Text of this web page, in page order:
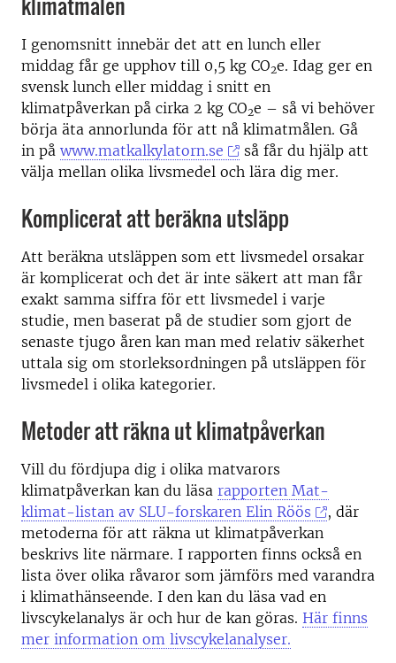
I genomsnitt innebär det att en lunch eller
middag får ge upphov till 0,5 kg CO2e. Idag ger en
svensk lunch eller middag i snitt en
klimatpåverkan på cirka 2 kg CO2e – så vi behöver
börja äta annorlunda för att nå klimatmålen. Gå
in på www.matkalkylatorn.se
så får du hjälp att
välja mellan olika livsmedel och lära dig mer.
Komplicerat att beräkna utsläpp
Att beräkna utsläppen som ett livsmedel orsakar
är komplicerat och det är inte säkert att man får
exakt samma siffra för ett livsmedel i varje
studie, men baserat på de studier som gjort de
senaste tjugo åren kan man med relativ säkerhet
uttala sig om storleksordningen på utsläppen för
livsmedel i olika kategorier.
Metoder att räkna ut klimatpåverkan
Vill du fördjupa dig i olika matvarors
klimatpåverkan kan du läsa rapporten Mat-
klimat-listan av SLU-forskaren Elin Röös
, där
metoderna för att räkna ut klimatpåverkan
beskrivs lite närmare. I rapporten finns också en
lista över olika råvaror som jämförs med varandra
i klimathänseende. I den kan du läsa vad en
livscykelanalys är och hur de kan göras. Här finns
mer information om livscykelanalyser.